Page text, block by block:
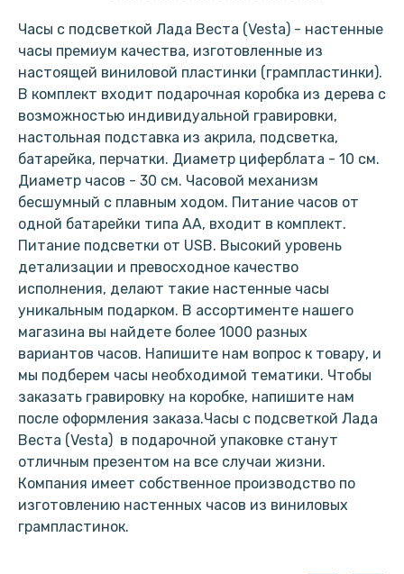
Часы с подсветкой Лада Веста (Vesta) - настенные
часы премиум качества, изготовленные из
настоящей виниловой пластинки (грампластинки).
В комплект входит подарочная коробка из дерева с
возможностью индивидуальной гравировки,
настольная подставка из акрила, подсветка,
батарейка, перчатки. Диаметр циферблата - 10 см.
Диаметр часов - 30 см. Часовой механизм
бесшумный с плавным ходом. Питание часов от
одной батарейки типа АА, входит в комплект.
Питание подсветки от USB. Высокий уровень
детализации и превосходное качество
исполнения, делают такие настенные часы
уникальным подарком. В ассортименте нашего
магазина вы найдете более 1000 разных
вариантов часов. Напишите нам вопрос к товару, и
мы подберем часы необходимой тематики. Чтобы
заказать гравировку на коробке, напишите нам
после оформления заказа.Часы с подсветкой Лада
Веста (Vesta) в подарочной упаковке станут
отличным презентом на все случаи жизни.
Компания имеет собственное производство по
изготовлению настенных часов из виниловых
грампластинок.